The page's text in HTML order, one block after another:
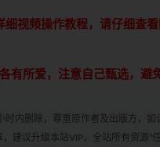
视频操作教程，请仔细查
有所爱，注意自己甄选，避
内删除，尊重原作者及出版方，如
议升级本站VIP，全站所有资源“任